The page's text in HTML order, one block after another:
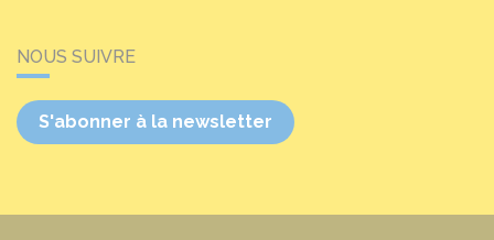
NOUS SUIVRE
S'abonner à la newsletter